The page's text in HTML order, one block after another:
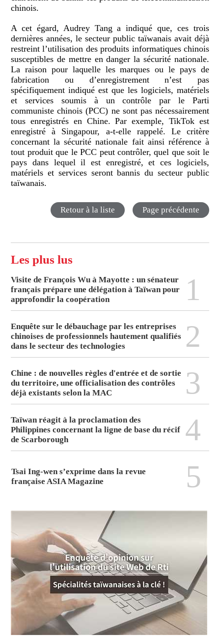
chinois.
A cet égard, Audrey Tang a indiqué que, ces trois
dernières années, le secteur public taïwanais avait déjà
restreint l’utilisation des produits informatiques chinois
susceptibles de mettre en danger la sécurité nationale.
La raison pour laquelle les marques ou le pays de
fabrication ou d’enregistrement n’est pas
spécifiquement indiqué est que les logiciels, matériels
et services soumis à un contrôle par le Parti
communiste chinois (PCC) ne sont pas nécessairement
tous enregistrés en Chine. Par exemple, TikTok est
enregistré à Singapour, a-t-elle rappelé. Le critère
concernant la sécurité nationale fait ainsi référence à
tout produit que le PCC peut contrôler, quel que soit le
pays dans lequel il est enregistré, et ces logiciels,
matériels et services seront bannis du secteur public
taïwanais.
Retour à la liste Page précédente
Les plus lus
Visite de François Wu à Mayotte : un sénateur
français prépare une délégation à Taïwan pour
approfondir la coopération
1
Enquête sur le débauchage par les entreprises
chinoises de professionnels hautement qualifiés
dans le secteur des technologies
2
Chine : de nouvelles règles d'entrée et de sortie
du territoire, une officialisation des contrôles
déjà existants selon la MAC
3
Taïwan réagit à la proclamation des
Philippines concernant la ligne de base du récif
de Scarborough
4
Tsai Ing-wen s’exprime dans la revue
française ASIA Magazine
5